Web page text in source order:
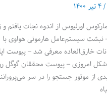
۴ تیر ۱۴۰۰
اورلیوس از اندوه نجات یافتم و
نبشت سیستم‌عامل هارمونی هواوی با
خارق‌العاده معرفی شد – پیوست
شکل امروزی – پیوست محققان گوگل
از موتور جستجو را در سر